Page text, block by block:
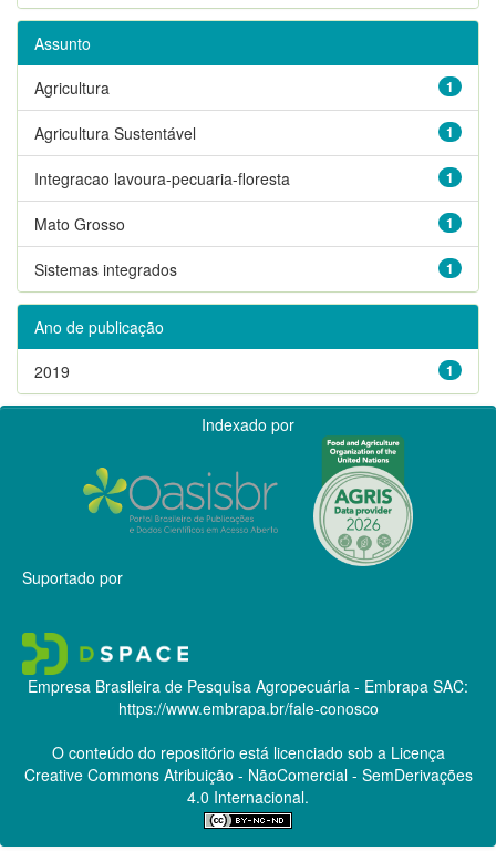
Assunto
1
Agricultura
1
Agricultura Sustentável
1
Integracao lavoura-pecuaria-floresta
1
Mato Grosso
1
Sistemas integrados
Ano de publicação
1
2019
Indexado por
Suportado por
Empresa Brasileira de Pesquisa Agropecuária - Embrapa SAC:
https://www.embrapa.br/fale-conosco
O conteúdo do repositório está licenciado sob a Licença
Creative CommonsAtribuição - NãoComercial - SemDerivações
4.0 Internacional.